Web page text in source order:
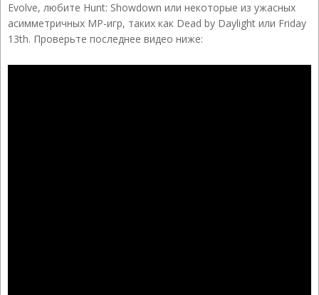
Evolve, любите Hunt: Showdown или некоторые из ужасных
асимметричных MP-игр, таких как Dead by Daylight или Friday
13th. Проверьте последнее видео ниже: